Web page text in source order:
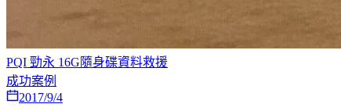
PQI 勁永 16G隨身碟資料救援
成功案例
2017/9/4